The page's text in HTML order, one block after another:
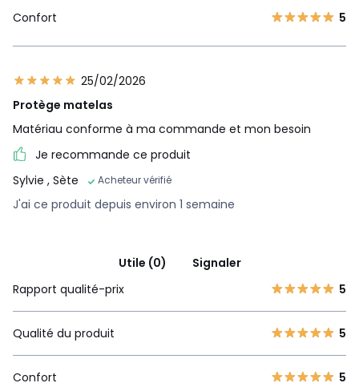
Confort 5
25/02/2026
Protège matelas
Matériau conforme à ma commande et mon besoin
Je recommande ce produit
Sylvie , Sète Acheteur vérifié
J'ai ce produit depuis environ 1 semaine
Utile (0)
Signaler
Rapport qualité-prix
5
Qualité du produit 5
Confort 5